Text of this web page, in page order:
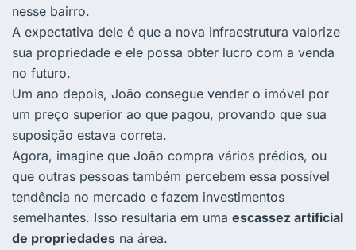
nesse bairro.
A expectativa dele é que a nova infraestrutura valorize
sua propriedade e ele possa obter lucro com a venda
no futuro.
Um ano depois, João consegue vender o imóvel por
um preço superior ao que pagou, provando que sua
suposição estava correta.
Agora, imagine que João compra vários prédios, ou
que outras pessoas também percebem essa possível
tendência no mercado e fazem investimentos
semelhantes. Isso resultaria em uma escassez artificial
de propriedades na área.